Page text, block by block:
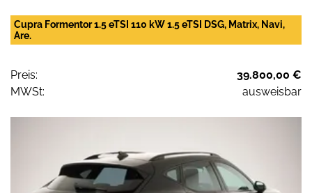
Cupra Formentor 1.5 eTSI 110 kW 1.5 eTSI DSG, Matrix, Navi,
Are.
Preis:
39.800,00 €
MWSt:
ausweisbar